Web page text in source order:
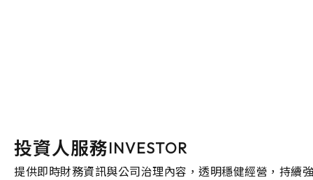
投資人服務INVESTOR
提供即時財務資訊與公司治理內容，透明穩健經營，持續